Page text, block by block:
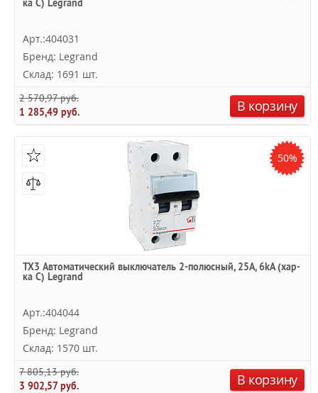
ка C) Legrand
Арт.:404031
Бренд: Legrand
Склад: 1691 шт.
2 570,97 руб.
1 285,49 руб.
В корзину
50%
TX3 Автоматический выключатель 2-полюсный, 25А, 6kА (хар-
ка C) Legrand
Арт.:404044
Бренд: Legrand
Склад: 1570 шт.
7 805,13 руб.
3 902,57 руб.
В корзину